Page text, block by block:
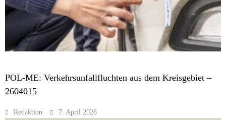
POL-ME: Verkehrsunfallfluchten aus dem Kreisgebiet –
2604015
Redaktion 7. April 2026